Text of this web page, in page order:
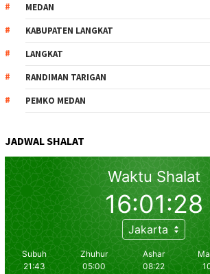
MEDAN
KABUPATEN LANGKAT
LANGKAT
RANDIMAN TARIGAN
PEMKO MEDAN
JADWAL SHALAT